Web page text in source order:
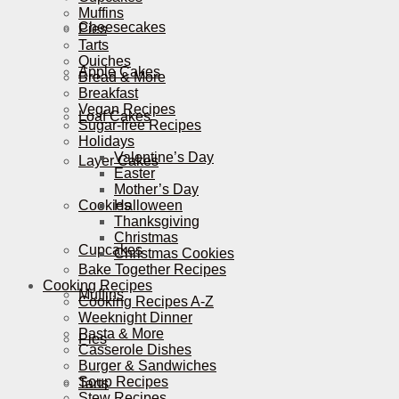
Cheesecakes
Apple Cakes
Loaf Cakes
Layer Cakes
Cookies
Cupcakes
Muffins
Pies
Tarts
Muffins
Pies
Tarts
Quiches
Bread & More
Breakfast
Vegan Recipes
Sugar-free Recipes
Holidays
Valentine’s Day
Easter
Mother’s Day
Halloween
Thanksgiving
Christmas
Christmas Cookies
Bake Together Recipes
Cooking Recipes
Cooking Recipes A-Z
Weeknight Dinner
Pasta & More
Casserole Dishes
Burger & Sandwiches
Soup Recipes